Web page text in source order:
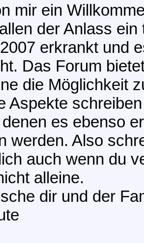
mir ein
der Anlass
erkrankt und
Das Forum
die Möglichkeit
Aspekte
es ebenso
werden. Also
auch wenn du
alleine.
dir und der